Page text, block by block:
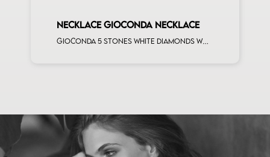
NECKLACE GIOCONDA NECKLACE
Gioconda 5 stones white diamonds white gold necklace, cm 42